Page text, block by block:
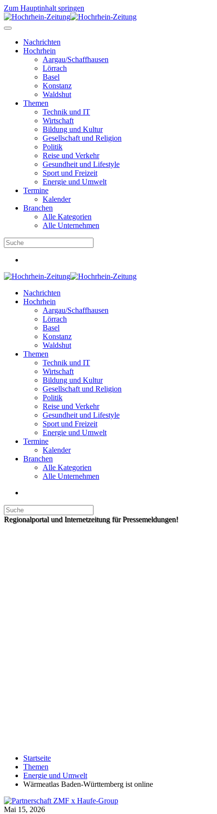
Zum Hauptinhalt springen
Nachrichten
Hochrhein
Aargau/Schaffhausen
Lörrach
Basel
Konstanz
Waldshut
Themen
Technik und IT
Wirtschaft
Bildung und Kultur
Gesellschaft und Religion
Politik
Reise und Verkehr
Gesundheit und Lifestyle
Sport und Freizeit
Energie und Umwelt
Termine
Kalender
Branchen
Alle Kategorien
Alle Unternehmen
Nachrichten
Hochrhein
Aargau/Schaffhausen
Lörrach
Basel
Konstanz
Waldshut
Themen
Technik und IT
Wirtschaft
Bildung und Kultur
Gesellschaft und Religion
Politik
Reise und Verkehr
Gesundheit und Lifestyle
Sport und Freizeit
Energie und Umwelt
Termine
Kalender
Branchen
Alle Kategorien
Alle Unternehmen
Regionalportal und Internetzeitung für Pressemeldungen!
Startseite
Themen
Energie und Umwelt
Wärmeatlas Baden-Württemberg ist online
Mai 15, 2026